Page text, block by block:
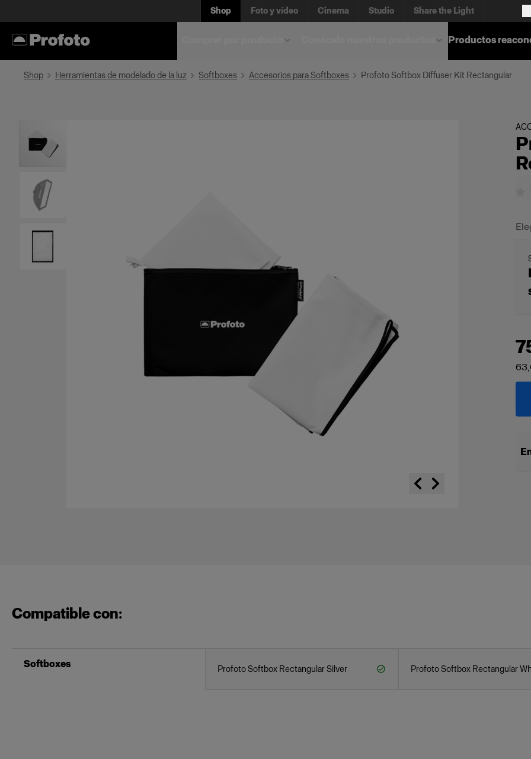
Shop Foto y vídeo Cinema Studio Share the Light
Productos
Shop Herramientas de modelado de la luz Softboxes Accesorios para Softboxes Profoto Softbox Diffuser Kit Rectangular
Compatible con:
Softboxes Profoto Softbox Rectangular Silver Profoto Softbox Rectangular